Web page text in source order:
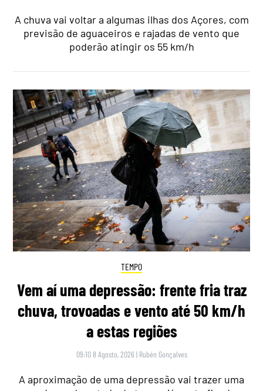
A chuva vai voltar a algumas ilhas dos Açores, com
previsão de aguaceiros e rajadas de vento que
poderão atingir os 55 km/h
TEMPO
Vem aí uma depressão: frente fria traz
chuva, trovoadas e vento até 50 km/h
a estas regiões
09:10 8 Agosto, 2026 | Rubén Gonçalves
A aproximação de uma depressão vai trazer uma